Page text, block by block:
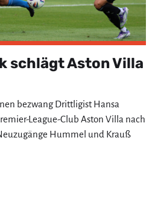
schlägt Aston Villa
bezwang Drittligist Hansa
League-Club Aston Villa nach
Hummel und Krauß